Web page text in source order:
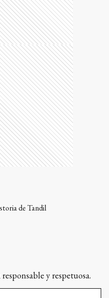
de Tandil
y respetuosa.